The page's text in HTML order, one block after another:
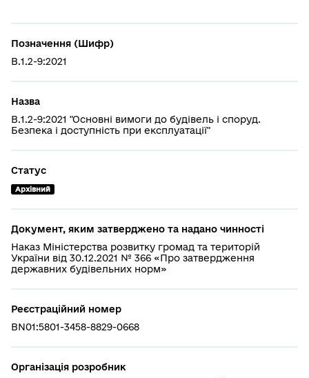
Позначення (Шифр)
В.1.2-9:2021
Назва
В.1.2-9:2021 "Основні вимоги до будівель і споруд.
Безпека і доступність при експлуатації"
Статус
Архівний
Документ, яким затверджено та надано чинності
Наказ Міністерства розвитку громад та територій
України від 30.12.2021 № 366 «Про затвердження
державних будівельних норм»
Реєстраційний номер
BN01:5801-3458-8829-0668
Організація розробник